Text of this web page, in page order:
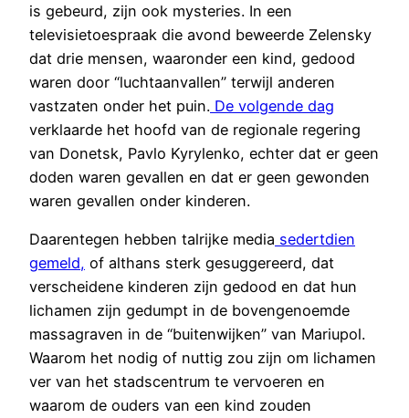
is gebeurd, zijn ook mysteries. In een
televisietoespraak die avond beweerde Zelensky
dat drie mensen, waaronder een kind, gedood
waren door “luchtaanvallen” terwijl anderen
vastzaten onder het puin. De volgende dag
verklaarde het hoofd van de regionale regering
van Donetsk, Pavlo Kyrylenko, echter dat er geen
doden waren gevallen en dat er geen gewonden
waren gevallen onder kinderen.
Daarentegen hebben talrijke media sedertdien
gemeld, of althans sterk gesuggereerd, dat
verscheidene kinderen zijn gedood en dat hun
lichamen zijn gedumpt in de bovengenoemde
massagraven in de “buitenwijken” van Mariupol.
Waarom het nodig of nuttig zou zijn om lichamen
ver van het stadscentrum te vervoeren en
waarom de ouders van een kind zouden